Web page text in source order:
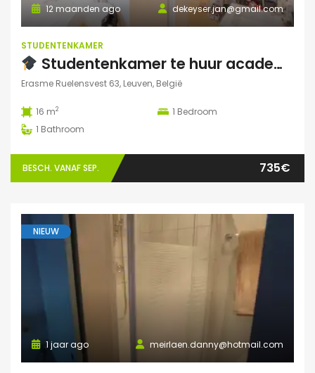
dekeyser.jan@gmail.com
12 maanden ago
STUDENTENKAMER
Studentenkamer te huur academiejaar 2025-2026 – Ruelensvest 63, Leuven (Naamsepoort)
Erasme Ruelensvest 63, Leuven, België
16 m2 1 Bedroom
1 Bathroom
BESCH. VANAF SEP. 735€
NIEUW
meirlaen.danny@hotmail.com
1 jaar ago